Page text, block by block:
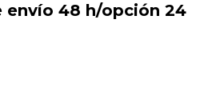
48 h/opción 24